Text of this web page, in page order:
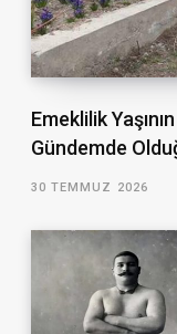
Emeklilik
Gündemde
30 TEMMUZ 2026